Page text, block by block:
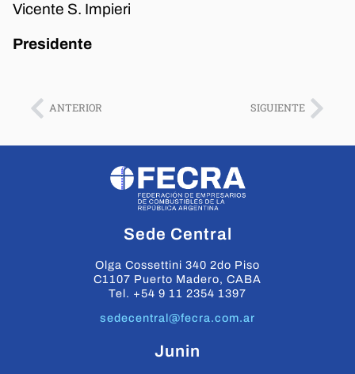
Vicente S. Impieri
Presidente
ANTERIOR SIGUIENTE
Sede Central
Olga Cossettini 340 2do Piso
C1107 Puerto Madero, CABA
Tel. +54 9 11 2354 1397
sedecentral@fecra.com.ar
Junin